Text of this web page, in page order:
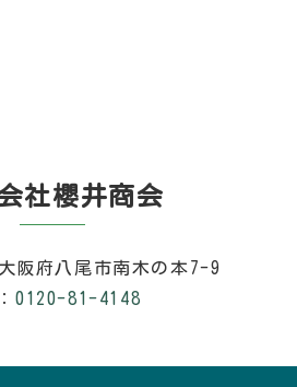
社櫻井商会
阪府八尾市南木の本7-9
0120-81-4148